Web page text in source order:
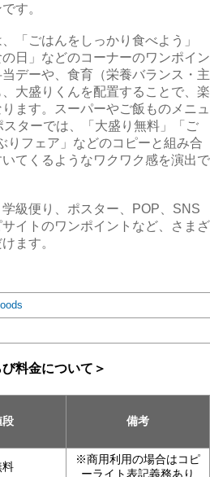
す。
「ごはんをしっかり食べよう」
の日」などのコーナーのワンポイン
デーや、食育（栄養バランス・主
大盛りくんを配置することで、楽
ます。スーパーやご飯ものメニュ
ターでは、「大盛り無料」「ご
りフェア」などのコピーと組み合
てくるようなワクワク感を演出で
級便り、ポスター、POP、SNS
イトのワンポイントなど、さまざ
ます。
料金について＞
段 備考
料
※商用利用の場合はコピ
ーライト表記義務あり